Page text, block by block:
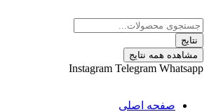
نتایج
Instagram Telegram
اصلی